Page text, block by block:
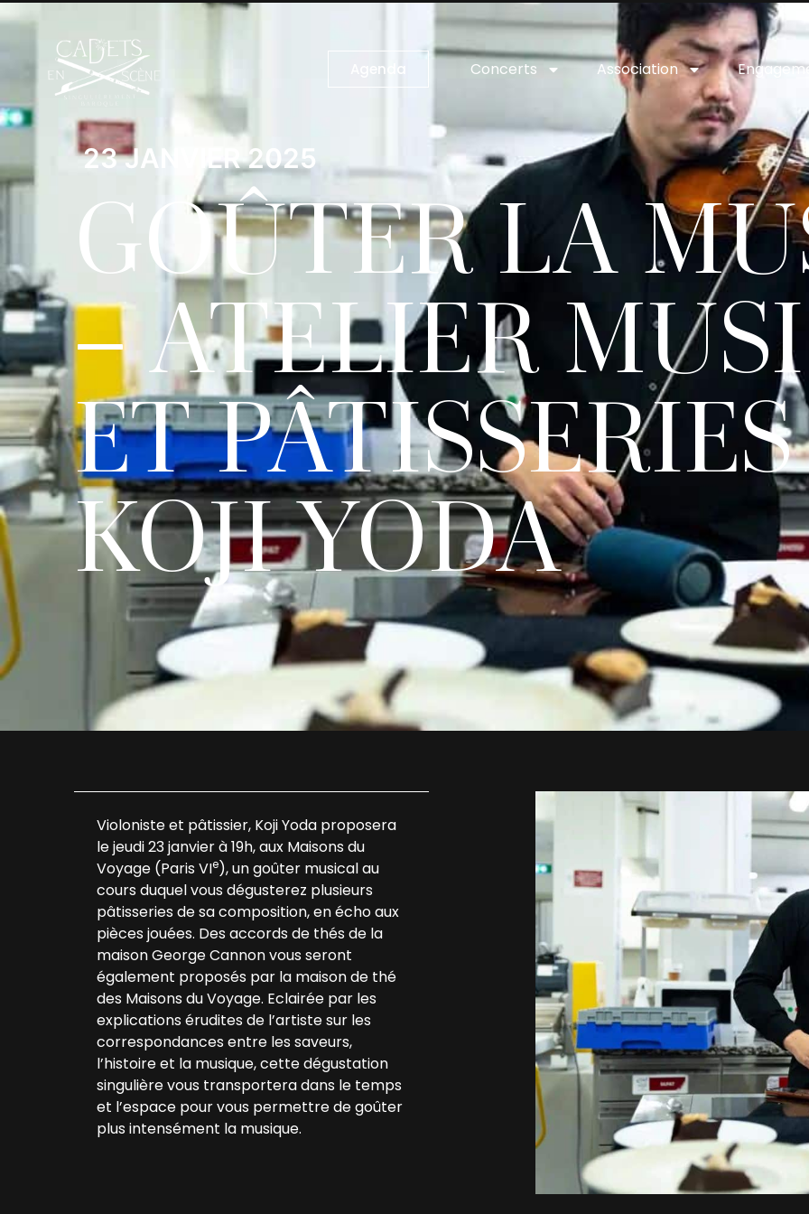
Agenda Concerts Association
23 JANVIER 2025
GOÛTER LA
– ATELIER
ET
KOJI YODA
Violoniste et pâtissier, Koji Yoda proposera
le jeudi 23 janvier à 19h, aux Maisons du
Voyage (Paris VIe), un goûter musical au
cours duquel vous dégusterez plusieurs
pâtisseries de sa composition, en écho aux
pièces jouées. Des accords de thés de la
maison George Cannon vous seront
également proposés par la maison de thé
des Maisons du Voyage. Eclairée par les
explications érudites de l’artiste sur les
correspondances entre les saveurs,
l’histoire et la musique, cette dégustation
singulière vous transportera dans le temps
et l’espace pour vous permettre de goûter
plus intensément la musique.